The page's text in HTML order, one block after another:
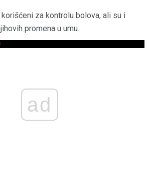
za kontrolu bolova, ali su i
promena u umu.
ad